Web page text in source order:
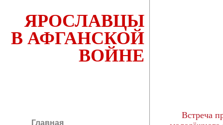
ЯРОСЛАВЦЫ
В АФГАНСКОЙ
ВОЙНЕ
Главная
Встреча